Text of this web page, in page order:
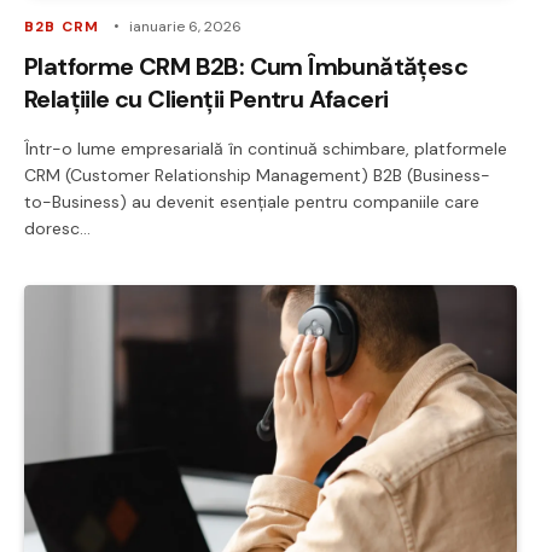
B2B CRM ianuarie 6, 2026
Platforme CRM B2B: Cum Îmbunătățesc
Relațiile cu Clienții Pentru Afaceri
Într-o lume empresarială în continuă schimbare, platformele
CRM (Customer Relationship Management) B2B (Business-
to-Business) au devenit esențiale pentru companiile care
doresc…